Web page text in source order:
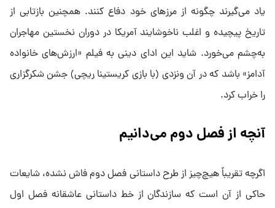
یاد می‌گیرند چگونه از مرزهای خود دفاع کنند. همچنین بازتابی از
تاریخ پیچیده و اغلب ناخوشایند آمریکا در دوران نخستین مهاجران
به‌چشم می‌خورد. شاید این ادای دینی به فیلم «ارزش‌های خانواده
آدامز» باشد که در آن ونزدی (با بازی کریستینا ریچی) جشن شکرگزاری
را خراب کرد.
آنچه از فصل دوم می‌دانیم
اگرچه تقریباً هیچ‌چیز از طرح داستانی فصل دوم فاش نشده، شایعات
حاکی از آن است که سازندگان از خط داستانی عاشقانه فصل اول